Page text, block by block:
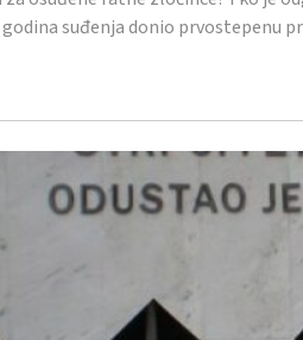
suđenja donio prvostepenu